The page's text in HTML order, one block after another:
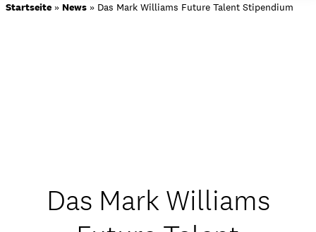
Studentenleben
Startseite » News » Das Mark Williams Future Talent Stipendium
Das Mark Williams